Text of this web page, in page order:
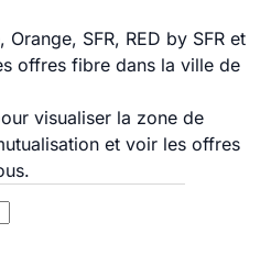
SFR, RED by SFR et
offres fibre dans la ville de
visualiser la zone de
et voir les offres